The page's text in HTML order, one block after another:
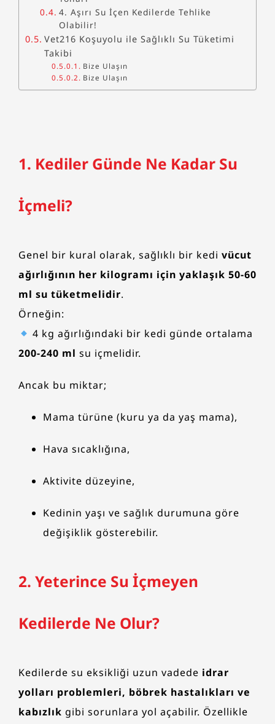
4. Aşırı Su İçen Kedilerde Tehlike
Olabilir!
Vet216 Koşuyolu ile Sağlıklı Su Tüketimi
Takibi
Bize Ulaşın​
Bize Ulaşın​
1. Kediler Günde Ne Kadar Su
İçmeli?
Genel bir kural olarak, sağlıklı bir kedi vücut
ağırlığının her kilogramı için yaklaşık 50-60
ml su tüketmelidir.
Örneğin:
4 kg ağırlığındaki bir kedi günde ortalama
200-240 ml su içmelidir.
Ancak bu miktar;
Mama türüne (kuru ya da yaş mama),
Hava sıcaklığına,
Aktivite düzeyine,
Kedinin yaşı ve sağlık durumuna göre
değişiklik gösterebilir.
2. Yeterince Su İçmeyen
Kedilerde Ne Olur?
Kedilerde su eksikliği uzun vadede idrar
yolları problemleri, böbrek hastalıkları ve
kabızlık gibi sorunlara yol açabilir. Özellikle